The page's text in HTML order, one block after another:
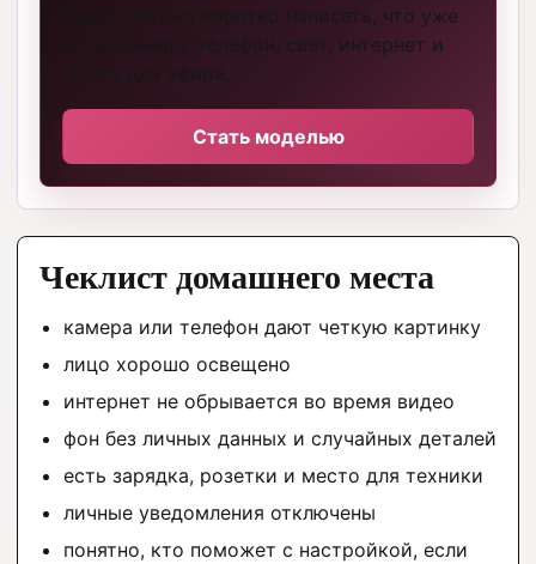
дому”. Можно коротко написать, что уже
есть: камера, телефон, свет, интернет и
место для эфира.
Стать моделью
Чеклист домашнего места
камера или телефон дают четкую картинку
лицо хорошо освещено
интернет не обрывается во время видео
фон без личных данных и случайных деталей
есть зарядка, розетки и место для техники
личные уведомления отключены
понятно, кто поможет с настройкой, если